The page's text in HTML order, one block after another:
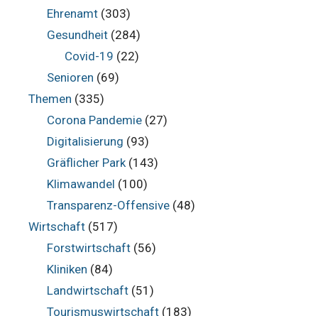
Ehrenamt(303)
Gesundheit(284)
Covid-19 (22)
Senioren (69)
Themen (335)
Corona Pandemie(27)
Digitalisierung (93)
Gräflicher Park(143)
Klimawandel (100)
Transparenz-Offensive(48)
Wirtschaft (517)
Forstwirtschaft(56)
Kliniken (84)
Landwirtschaft(51)
Tourismuswirtschaft(183)